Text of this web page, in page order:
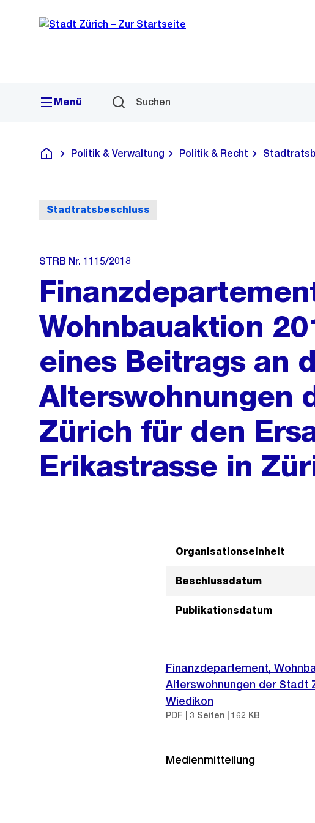
Navigation
Sprunglink
Menü Suchen
Deutsch
Politik & Verwaltung Politik & Recht
Stadtratsbeschluss
STRB Nr. 1115/2018
Wohnbauaktion
eines Beitrags an
Alterswohnungen
Zürich für den
Erikastrasse in
Organisationseinheit
Beschlussdatum
Publikationsdatum
Finanzdepartement,
Alterswohnungen der Stadt
Wiedikon
PDF | 3 Seiten | 162 KB
Medienmitteilung